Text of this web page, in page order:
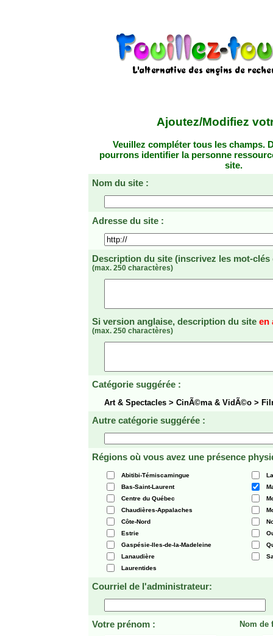
Ajoutez/Modifiez
Veuillez compléter tous les champs.
pourrons identifier la personne
site.
Nom du site :
Adresse du site :
Description du site (inscrivez les mot-
(max. 250 charactères)
Si version anglaise, description du site en
(max. 250 charactères)
Catégorie suggérée :
Art & Spectacles > CinÃ©ma & VidÃ©o >
Autre catégorie suggérée :
Régions où vous avez une présence
Abitibi-Témiscamingue
Bas-Saint-Laurent
Centre du Québec
Chaudières-Appalaches
Côte-Nord
Estrie
Gaspésie-Iles-de-la-Madeleine
Lanaudière
Laurentides
Courriel de l'administrateur:
Votre prénom : Nom de